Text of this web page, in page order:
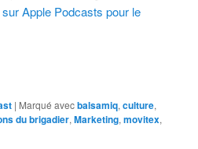
sur Apple Podcasts pour le
| Marqué avecbalsamiq, culture,
du brigadier, Marketing, movitex,